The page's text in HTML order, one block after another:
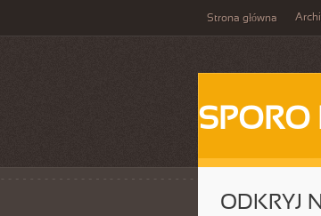
Strona główna
SPORO
ODKRYJ